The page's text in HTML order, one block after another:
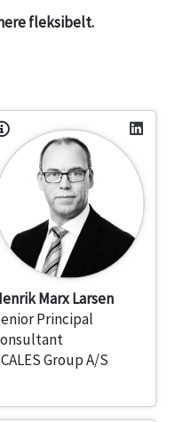
fleksibelt.
Marx Larsen
Principal
Group A/S